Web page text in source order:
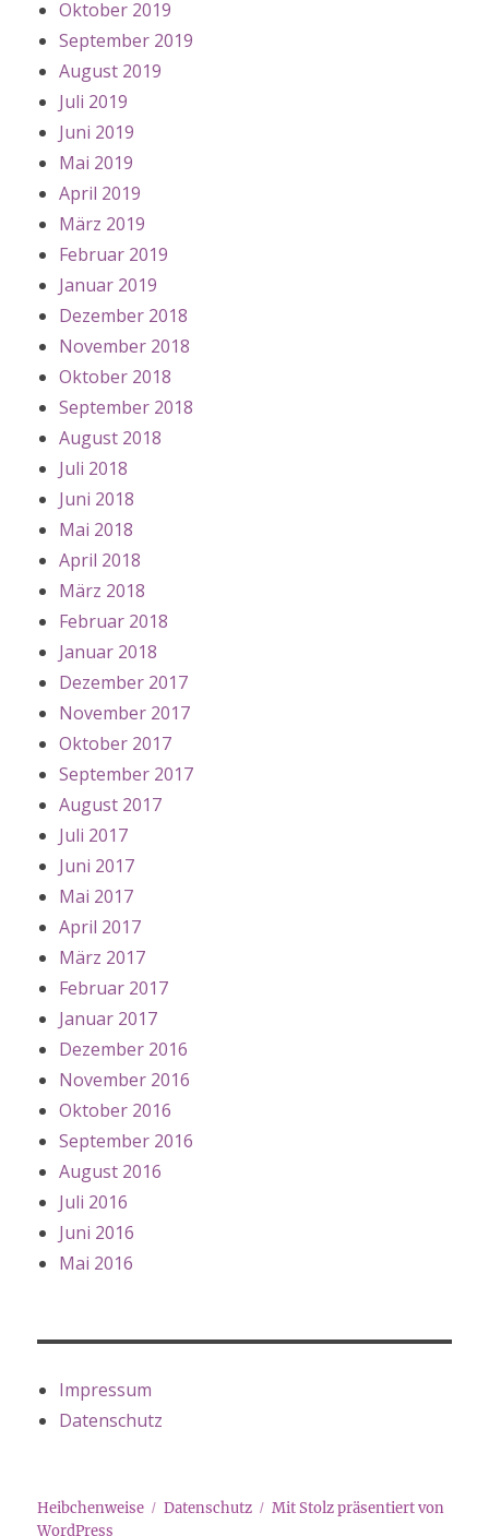
Oktober 2019
September 2019
August 2019
Juli 2019
Juni 2019
Mai 2019
April 2019
März 2019
Februar 2019
Januar 2019
Dezember 2018
November 2018
Oktober 2018
September 2018
August 2018
Juli 2018
Juni 2018
Mai 2018
April 2018
März 2018
Februar 2018
Januar 2018
Dezember 2017
November 2017
Oktober 2017
September 2017
August 2017
Juli 2017
Juni 2017
Mai 2017
April 2017
März 2017
Februar 2017
Januar 2017
Dezember 2016
November 2016
Oktober 2016
September 2016
August 2016
Juli 2016
Juni 2016
Mai 2016
Impressum
Datenschutz
Heibchenweise Datenschutz
Mit Stolz präsentiert von
WordPress